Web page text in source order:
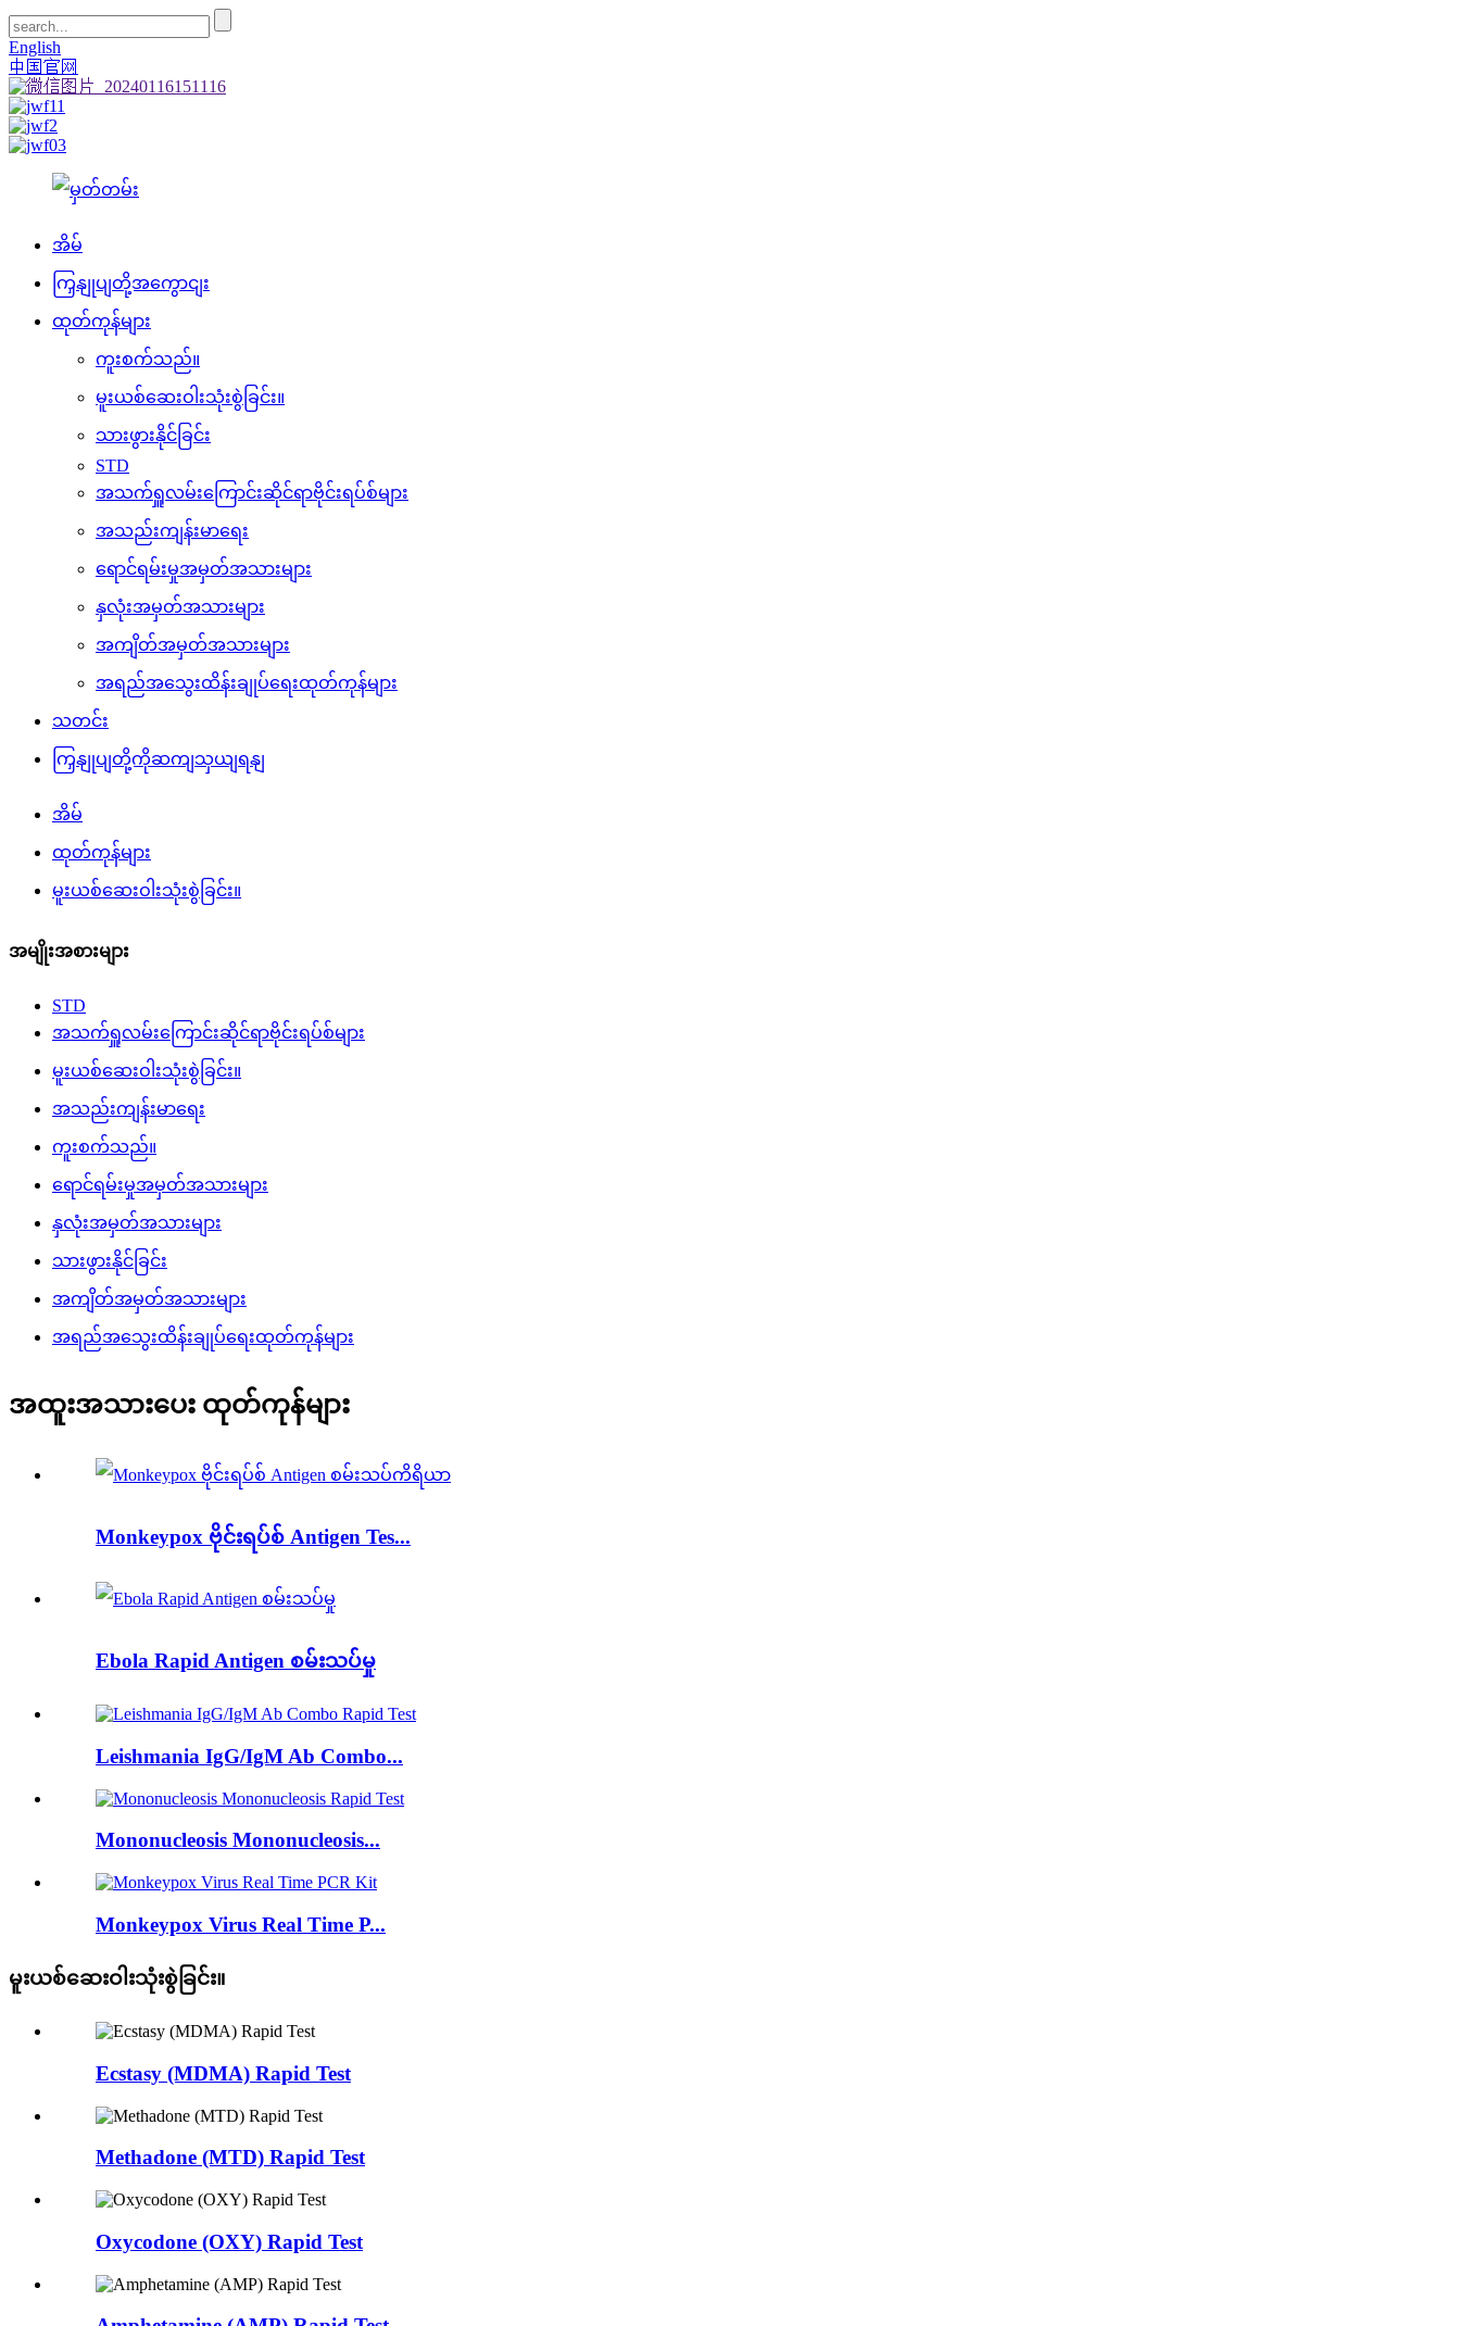
English
中国官网
အိမ်
ကြှနျုပျတို့အကွောငျး
ထုတ်ကုန်များ
ကူးစက်သည်။
မူးယစ်ဆေးဝါးသုံးစွဲခြင်း။
သားဖွားနိုင်ခြင်း
STD
အသက်ရှူလမ်းကြောင်းဆိုင်ရာဗိုင်းရပ်စ်များ
အသည်းကျန်းမာရေး
ရောင်ရမ်းမှုအမှတ်အသားများ
နှလုံးအမှတ်အသားများ
အကျိတ်အမှတ်အသားများ
အရည်အသွေးထိန်းချုပ်ရေးထုတ်ကုန်များ
သတင်း
ကြှနျုပျတို့ကိုဆကျသှယျရနျ
အိမ်
ထုတ်ကုန်များ
မူးယစ်ဆေးဝါးသုံးစွဲခြင်း။
အမျိုးအစားများ
STD
အသက်ရှူလမ်းကြောင်းဆိုင်ရာဗိုင်းရပ်စ်များ
မူးယစ်ဆေးဝါးသုံးစွဲခြင်း။
အသည်းကျန်းမာရေး
ကူးစက်သည်။
ရောင်ရမ်းမှုအမှတ်အသားများ
နှလုံးအမှတ်အသားများ
သားဖွားနိုင်ခြင်း
အကျိတ်အမှတ်အသားများ
အရည်အသွေးထိန်းချုပ်ရေးထုတ်ကုန်များ
အထူးအသားပေး ထုတ်ကုန်များ
Monkeypox ဗိုင်းရပ်စ် Antigen Tes...
Ebola Rapid Antigen စမ်းသပ်မှု
Leishmania IgG/IgM Ab Combo...
Mononucleosis Mononucleosis...
Monkeypox Virus Real Time P...
မူးယစ်ဆေးဝါးသုံးစွဲခြင်း။
Ecstasy (MDMA) Rapid Test
Methadone (MTD) Rapid Test
Oxycodone (OXY) Rapid Test